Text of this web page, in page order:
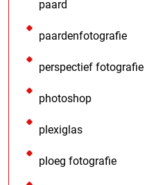
paard
paardenfotografie
perspectief fotografie
photoshop
plexiglas
ploeg fotografie